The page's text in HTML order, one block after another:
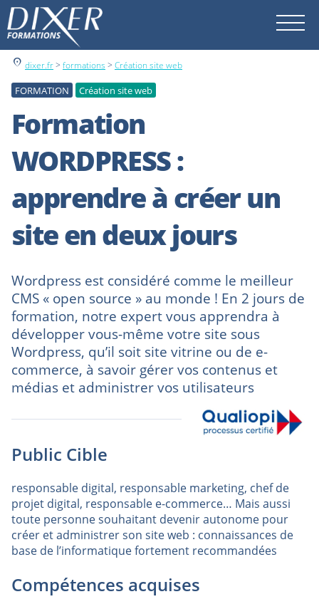
location_on dixer.fr> formations > Création site web
FORMATION Création site web
Formation
WORDPRESS :
apprendre à créer un
site en deux jours
Wordpress est considéré comme le meilleur
CMS « open source » au monde ! En 2 jours de
formation, notre expert vous apprendra à
développer vous-même votre site sous
Wordpress, qu’il soit site vitrine ou de e-
commerce, à savoir gérer vos contenus et
médias et administrer vos utilisateurs
Public Cible
responsable digital, responsable marketing, chef de
projet digital, responsable e-commerce… Mais aussi
toute personne souhaitant devenir autonome pour
créer et administrer son site web : connaissances de
base de l’informatique fortement recommandées
Compétences acquises